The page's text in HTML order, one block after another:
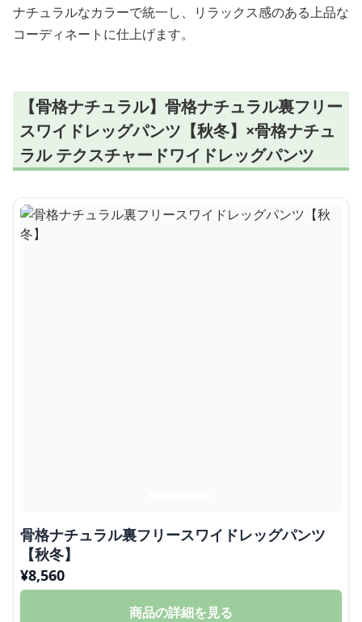
ナチュラルなカラーで統一し、リラックス感のある上品な
コーディネートに仕上げます。
【骨格ナチュラル】骨格ナチュラル裏フリー
スワイドレッグパンツ【秋冬】×骨格ナチュ
ラル テクスチャードワイドレッグパンツ
骨格ナチュラル裏フリースワイドレッグパンツ
【秋冬】
¥8,560
商品の詳細を見る